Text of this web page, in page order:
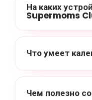
На каких
Supermoms
Что умеет
Чем полезно